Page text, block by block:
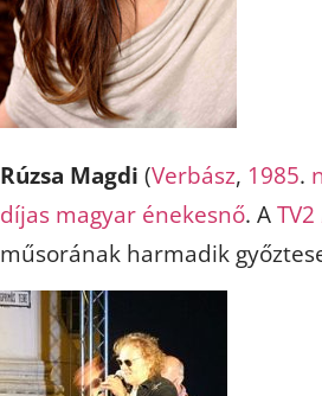
Rúzsa Magdi (Verbász, 1985.
díjas magyar énekesnő. ATV2
műsorának harmadik